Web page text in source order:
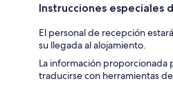
Instrucciones especiales
El personal de recepción
su llegada al alojamiento.
La información proporcionada
traducirse con herramientas